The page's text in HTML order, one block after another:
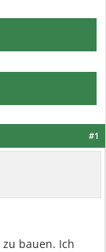
#1
bauen. Ich